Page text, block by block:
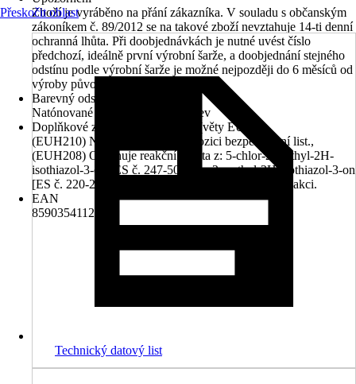
Zboží je vyráběno na přání zákazníka. V souladu s občanským
zákoníkem č. 89/2012 se na takové zboží nevztahuje 14-ti denní
ochranná lhůta. Při doobjednávkách je nutné uvést číslo
předchozí, ideálně první výrobní šarže, a doobjednání stejného
odstínu podle výrobní šarže je možné nejpozději do 6 měsíců od
výroby původní šarže.
Barevný odstín
Natónované v centru míchání barev
Doplňkové znaky nebezpečnosti (věty EUH)
(EUH210) Na vyžádání je k dispozici bezpečnostní list.,
(EUH208) Obsahuje reakční hmota z: 5-chlor-2-methyl-2H-
isothiazol-3-on [ES č. 247-500-7] a 2-methyl-2H-isothiazol-3-on
[ES č. 220-239-6] (3:1). Může vyvolat alergickou reakci.
EAN
8590354112136
Přeskočit oblast
Technický datový list